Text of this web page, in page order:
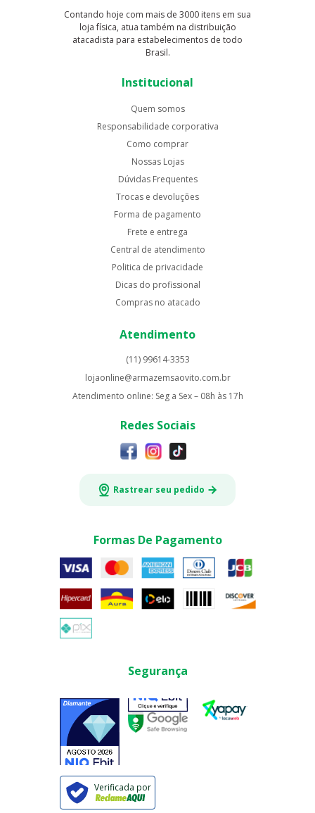
Contando hoje com mais de 3000 itens em sua
loja física, atua também na distribuição
atacadista para estabelecimentos de todo
Brasil.
Institucional
Quem somos
Responsabilidade corporativa
Como comprar
Nossas Lojas
Dúvidas Frequentes
Trocas e devoluções
Forma de pagamento
Frete e entrega
Central de atendimento
Politica de privacidade
Dicas do profissional
Compras no atacado
Atendimento
(11) 99614-3353
lojaonline@armazemsaovito.com.br
Atendimento online: Seg a Sex – 08h às 17h
Redes Sociais
Rastrear seu pedido
Formas De Pagamento
Segurança
Verificada por